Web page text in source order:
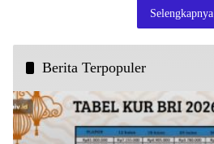
Selengkapnya
Berita Terpopuler